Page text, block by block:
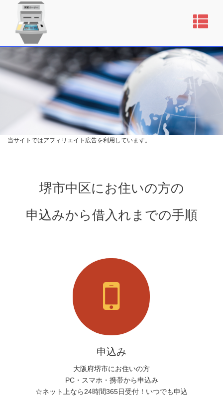
当サイトではアフィリエイト広告を利用しています。
堺市中区にお住いの方の
申込みから借入れまでの手順
申込み
大阪府堺市にお住いの方
PC・スマホ・携帯から申込み
☆ネット上なら24時間365日受付！いつでも申込